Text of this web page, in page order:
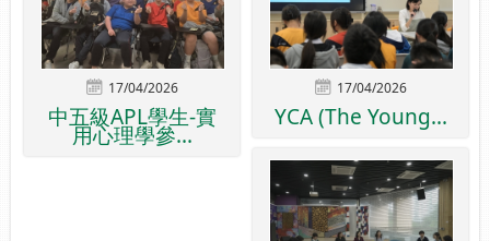
17/04/2026
中五級APL學生-實
用心理學參...
17/04/2026
YCA (The Young...